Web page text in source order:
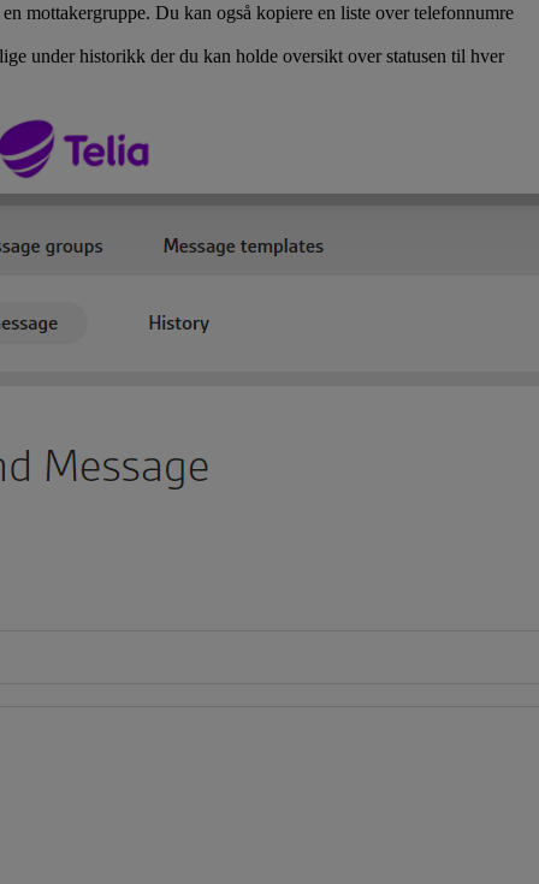
mottakergruppe. Du kan også kopiere en liste over telefonnumre
under historikk der du kan holde oversikt over statusen til hver